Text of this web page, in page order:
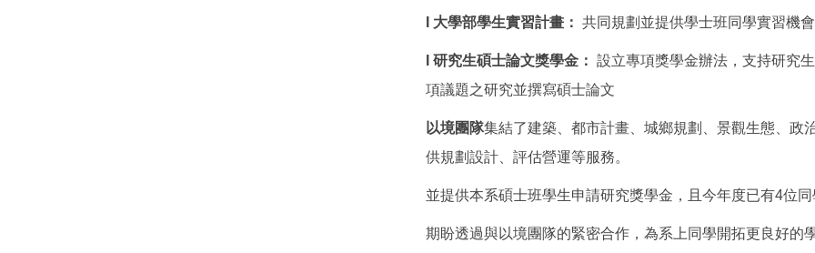
I 大學部學生實習計畫： 共同規劃並提供學士班同學實習機
I 研究生碩士論文獎學金： 設立專項獎學金辦法，支持研究
項議題之研究並撰寫碩士論文
以境團隊集結了建築、都市計畫、城鄉規劃、景觀生態、政
供規劃設計、評估營運等服務。
並提供本系碩士班學生申請研究獎學金，且今年度已有4位
期盼透過與以境團隊的緊密合作，為系上同學開拓更良好的